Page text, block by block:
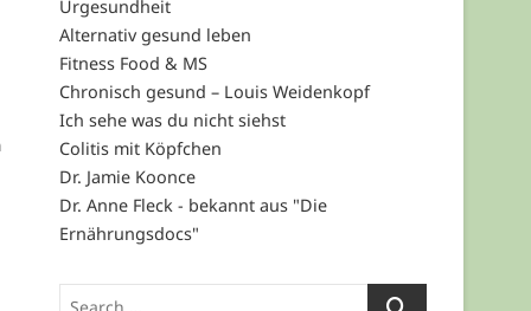
Urgesundheit
Alternativ gesund leben
Fitness Food & MS
Chronisch gesund – Louis Weidenkopf
Ich sehe was du nicht siehst
Colitis mit Köpfchen
Dr. Jamie Koonce
Dr. Anne Fleck - bekannt aus "Die
Ernährungsdocs"